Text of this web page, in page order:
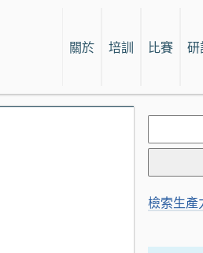
關於 培訓 比賽 研
Search
for:
檢索生產